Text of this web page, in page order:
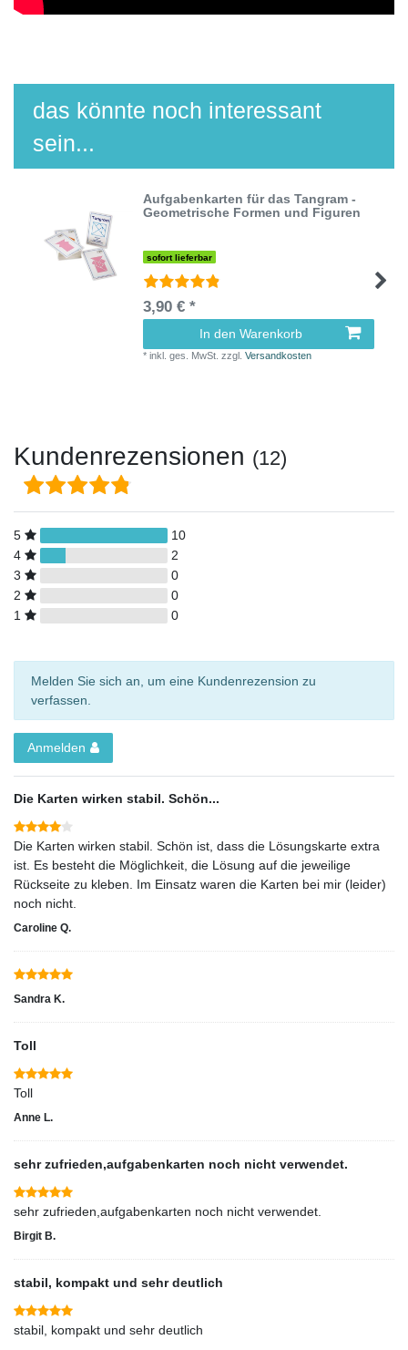
das könnte noch interessant
sein...
Aufgabenkarten für das Tangram -
Geometrische Formen und Figuren
sofort lieferbar
3,90 € *
In den Warenkorb
*inkl. ges. MwSt. zzgl.Versandkosten
Kundenrezensionen (12)
5
10
4
2
3
0
2
0
1
0
Melden Sie sich an, um eine Kundenrezension zu
verfassen.
Anmelden
Die Karten wirken stabil. Schön...
Die Karten wirken stabil. Schön ist, dass die Lösungskarte extra
ist. Es besteht die Möglichkeit, die Lösung auf die jeweilige
Rückseite zu kleben. Im Einsatz waren die Karten bei mir (leider)
noch nicht.
Caroline Q.
Sandra K.
Toll
Toll
Anne L.
sehr zufrieden,aufgabenkarten noch nicht verwendet.
sehr zufrieden,aufgabenkarten noch nicht verwendet.
Birgit B.
stabil, kompakt und sehr deutlich
stabil, kompakt und sehr deutlich